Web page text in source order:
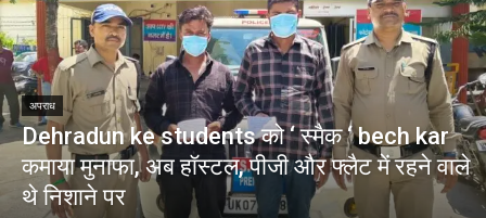
अपराध
Dehradun ke students को ‘ स्मैक ‘ bech kar
कमाया मुनाफा, अब हॉस्टल, पीजी और फ्लैट में रहने वाले
थे निशाने पर